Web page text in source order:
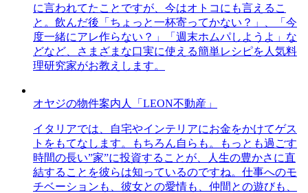
に言われてたことですが、今はオトコにも言えるこ
と。飲んだ後「ちょっと一杯寄ってかない？」、「今
度一緒にアレ作らない？」「週末ホムパしようよ」な
どなど、さまざまな口実に使える簡単レシピを人気料
理研究家がお教えします。
オヤジの物件案内人「LEON不動産」
イタリアでは、自宅やインテリアにお金をかけてゲス
トをもてなします。もちろん自らも。もっとも過ごす
時間の長い”家”に投資することが、人生の豊かさに直
結することを彼らは知っているのですね。仕事へのモ
チベーションも、彼女との愛情も、仲間との遊びも、